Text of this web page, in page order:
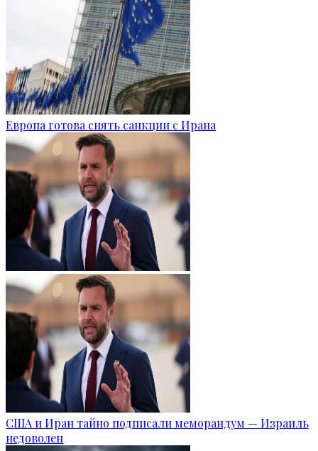
Европа готова снять санкции с Ирана
США и Иран тайно подписали меморандум — Израиль
недоволен